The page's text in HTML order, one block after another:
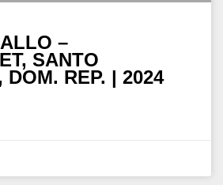
–
SANTO
DOM. REP. | 2024